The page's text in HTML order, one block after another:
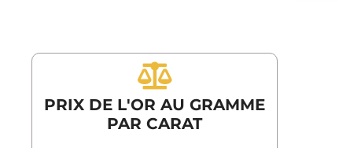
PRIX DE L'OR AU GRAMME
PAR CARAT